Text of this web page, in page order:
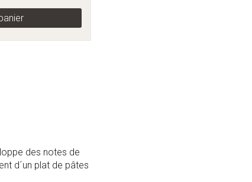
des notes de
d´un plat de pâtes